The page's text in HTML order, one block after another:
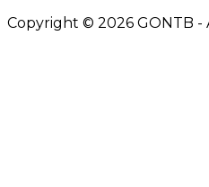
Copyright © 2026 GONTB -